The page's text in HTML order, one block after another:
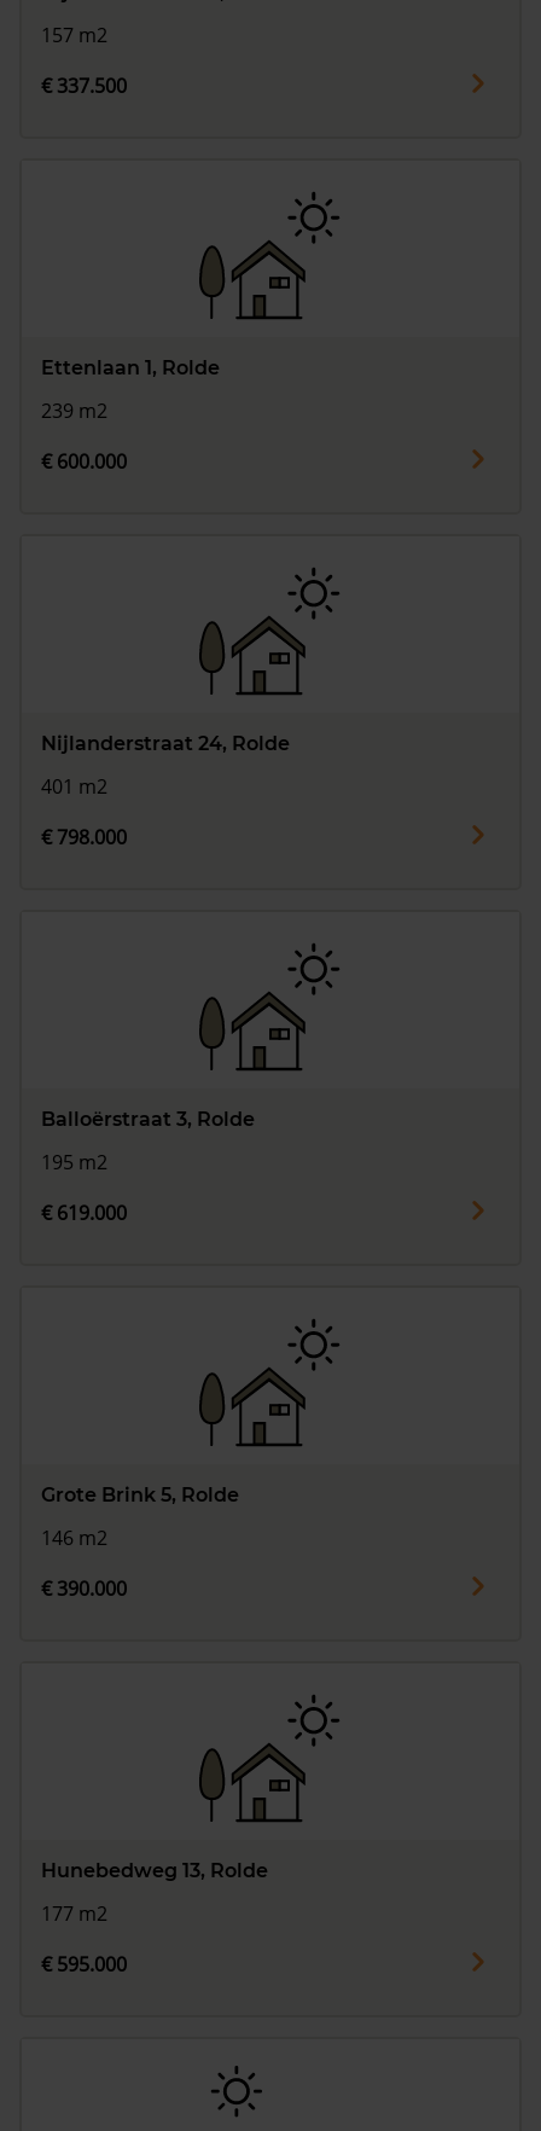
157 m2
€ 337.500
Ettenlaan 1, Rolde
239 m2
€ 600.000
Nijlanderstraat 24, Rolde
401 m2
€ 798.000
Balloërstraat 3, Rolde
195 m2
€ 619.000
Grote Brink 5, Rolde
146 m2
€ 390.000
Hunebedweg 13, Rolde
177 m2
€ 595.000